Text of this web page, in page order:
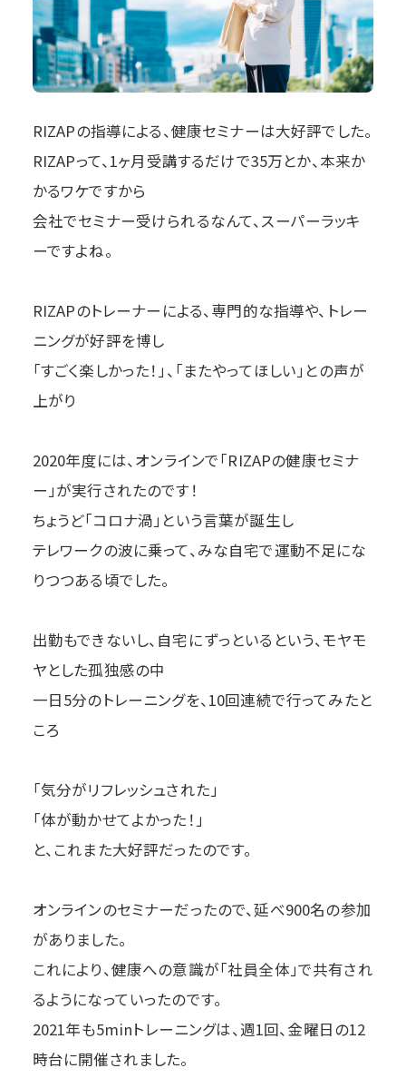
RIZAPの指導による、健康セミナーは大好評でした。
RIZAPって、1ヶ月受講するだけで35万とか、本来か
かるワケですから
会社でセミナー受けられるなんて、スーパーラッキ
ーですよね。
RIZAPのトレーナーによる、専門的な指導や、トレー
ニングが好評を博し
「すごく楽しかった！」、「またやってほしい」との声が
上がり
2020年度には、オンラインで「RIZAPの健康セミナ
ー」が実行されたのです！
ちょうど「コロナ渦」という言葉が誕生し
テレワークの波に乗って、みな自宅で運動不足にな
りつつある頃でした。
出勤もできないし、自宅にずっといるという、モヤモ
ヤとした孤独感の中
一日5分のトレーニングを、10回連続で行ってみたと
ころ
「気分がリフレッシュされた」
「体が動かせてよかった！」
と、これまた大好評だったのです。
オンラインのセミナーだったので、延べ900名の参加
がありました。
これにより、健康への意識が「社員全体」で共有され
るようになっていったのです。
2021年も5minトレーニングは、週1回、金曜日の12
時台に開催されました。